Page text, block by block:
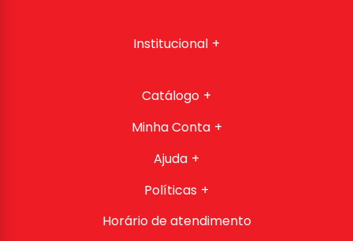
Institucional
Catálogo
Minha Conta
Ajuda
Políticas
Horário de atendimento